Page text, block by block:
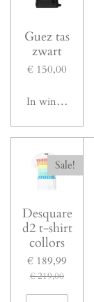
Guez tas
zwart
€ 150,00
In winkelwagen
Sale!
Desquare
d2 t-shirt
collors
€ 189,99
€ 219,00